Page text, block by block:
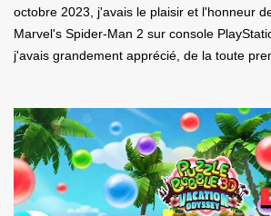
octobre 2023, j'avais le plaisir et l'honneur
Marvel's Spider-Man 2 sur console
j'avais grandement apprécié, de la toute
Pour revoir mon test, c'est par ici . Lorsque
nous a contacté il y a deux semaines pour
version PC, laquelle a vu le jour le 30
tout de suite dit : Ça serait génial d'y
portable! Ouiiii, vous l'aurez deviné, je suis